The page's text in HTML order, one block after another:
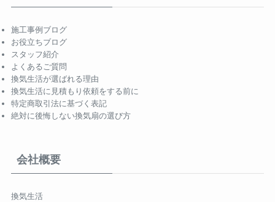
施工事例ブログ
お役立ちブログ
スタッフ紹介
よくあるご質問
換気生活が選ばれる理由
換気生活に見積もり依頼をする前に
特定商取引法に基づく表記
絶対に後悔しない換気扇の選び方
会社概要
換気生活